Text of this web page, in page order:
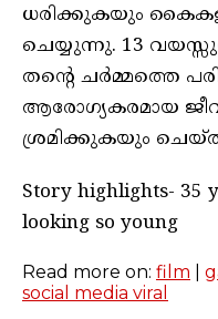
ധരിക്കുകയും
ചെയ്യുന്നു. 13
തൻ്റെ ചർമ്മത്തെ
ആരോഗ്യകരമായ
ശ്രമിക്കുകയും
Story highlights- 35
looking so young
Read more on: film
social media viral